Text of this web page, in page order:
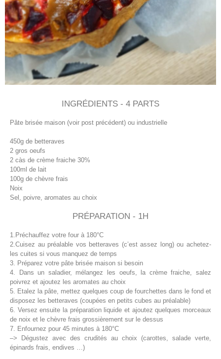
INGRÉDIENTS - 4 PARTS
Pâte brisée maison (voir post précédent) ou industrielle
450g de betteraves
2 gros oeufs
2 càs de crème fraiche 30%
100ml de lait
100g de chèvre frais
Noix
Sel, poivre, aromates au choix
PRÉPARATION - 1H
1.Préchauffez votre four à 180°C
2.Cuisez au préalable vos betteraves (c’est assez long) ou achetez-
les cuites si vous manquez de temps
3. Préparez votre pâte brisée maison si besoin
4. Dans un saladier, mélangez les oeufs, la crème fraiche, salez
poivrez et ajoutez les aromates au choix
5. Etalez la pâte, mettez quelques coup de fourchettes dans le fond et
disposez les betteraves (coupées en petits cubes au préalable)
6. Versez ensuite la préparation liquide et ajoutez quelques morceaux
de noix et le chèvre frais grossièrement sur le dessus
7. Enfournez pour 45 minutes à 180°C
–> Dégustez avec des crudités au choix (carottes, salade verte,
épinards frais, endives …)